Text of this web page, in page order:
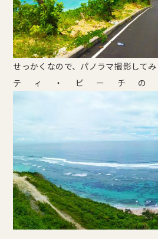
せっかくなので、パノラマ撮影して
ティ・ビーチの